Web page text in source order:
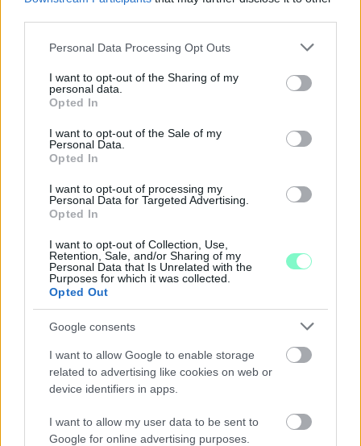
Please note that this website/app uses one or more Google
not limited to your visit or usage behaviour. You may click to
grant or deny consent to Google and its third-party tags to
use your data for below specified purposes in below Google
consent section.
Personal Data Processing Opt Outs
I want to opt-out of the Sharing of my
personal data.
Opted In
I want to opt-out of the Sale of my
Personal Data.
Opted In
I want to opt-out of processing my
Personal Data for Targeted Advertising.
Opted In
I want to opt-out of Collection, Use,
Retention, Sale, and/or Sharing of my
Personal Data that Is Unrelated with the
Purposes for which it was collected.
Opted Out
Google consents
I want to allow Google to enable storage
related to advertising like cookies on web or
device identifiers in apps.
I want to allow my user data to be sent to
Google for online advertising purposes.
Ahogy tavaszodik és a nap egyre tovább marad velünk, sokaknak
Szólj hozzá!
ÖRÖMHÍR: TÍZ ÉVE NEM VOLT ILYEN ALACSONY AZ
INFLÁCIÓ MAGYARORSZÁGON
Júliusban mindössze 1,2 százalékkal emelkedtek éves
összevetésben a fogyasztói árak, miközben az élelmiszerek ára